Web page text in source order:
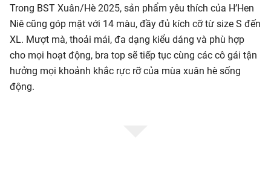
Trong BST Xuân/Hè 2025, sản phẩm yêu thích của H’Hen
Niê cũng góp mặt với 14 màu, đầy đủ kích cỡ từ size S đến
XL. Mượt mà, thoải mái, đa dạng kiểu dáng và phù hợp
cho mọi hoạt động, bra top sẽ tiếp tục cùng các cô gái tận
hưởng mọi khoảnh khắc rực rỡ của mùa xuân hè sống
động.